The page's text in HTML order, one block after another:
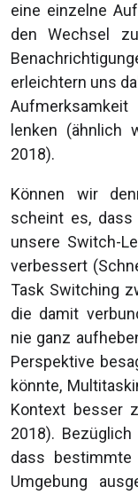
eine einzelne
den Wechsel
erleichtern uns
lenken (ähnlich
2018).
Können wir
scheint es, dass
unsere Switch-
verbessert
Task Switching
die damit
nie ganz
Perspektive
könnte,
Kontext besser
2018).
dass bestimmte
Umgebung